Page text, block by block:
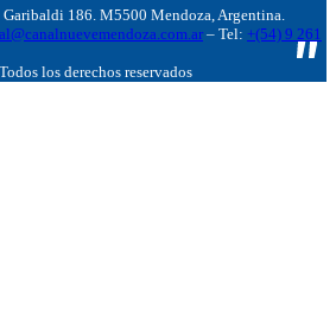
186. M5500 Mendoza, Argentina.
– Tel: +(54) 9 261
los derechos reservados